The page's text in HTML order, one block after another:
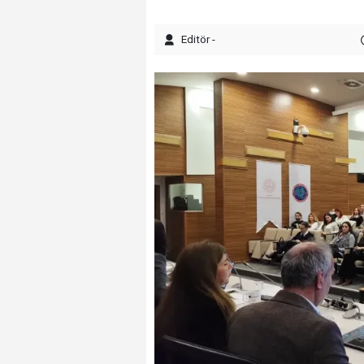
Editör -